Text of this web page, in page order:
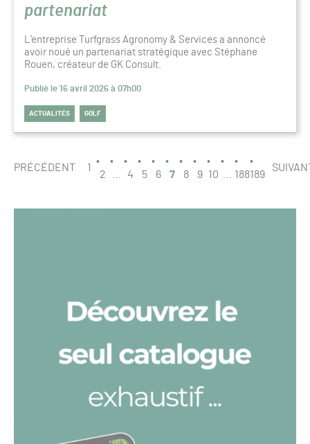
partenariat
L’entreprise Turfgrass Agronomy & Services a annoncé
avoir noué un partenariat stratégique avec Stéphane
Rouen, créateur de GK Consult.
Publié le 16 avril 2026 à 07h00
ACTUALITÉS GOLF
PAGINATION
PAGE
7
PRÉCÉDENT 1
2 4 5 6 7 8 9 10 188189